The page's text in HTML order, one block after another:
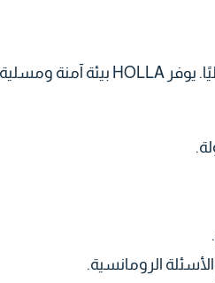
بمجموعة من الخصائص التي تجعل التواصل ممتعًا وتفاعليًا. يوفر HOLLA بيئة آمنة ومسلية
الرومانسية.